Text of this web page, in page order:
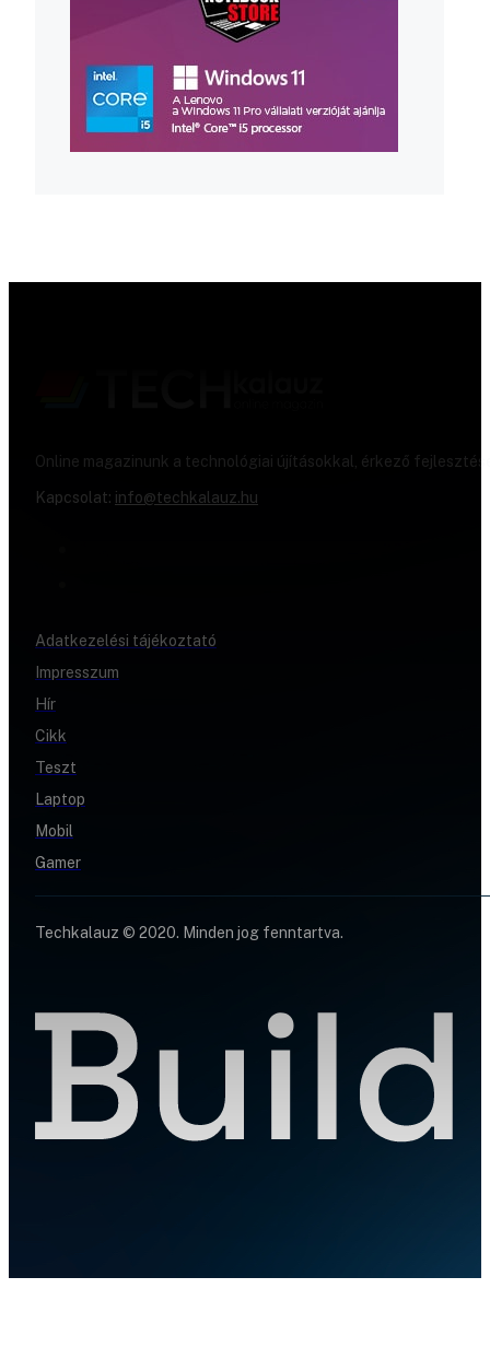
Online magazinunk a technológiai újításokkal, érkező
Kapcsolat: info@techkalauz.hu
Adatkezelési tájékoztató
Impresszum
Hír
Cikk
Teszt
Laptop
Mobil
Gamer
Techkalauz © 2020. Minden jog fenntartva.